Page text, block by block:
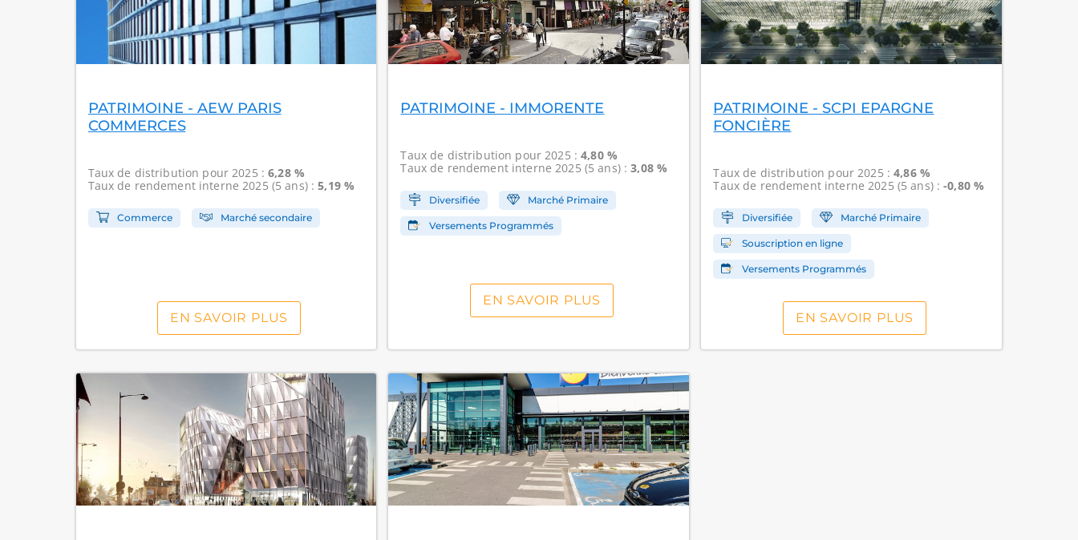
PATRIMOINE - AEW PARIS
COMMERCES
Taux de distribution pour 2025 :6,28 %
Taux de rendement interne2025 (5 ans) :5,19 %
Commerce Marché secondaire
EN SAVOIR PLUS
PATRIMOINE - IMMORENTE
Taux de distribution pour 2025 :4,80 %
Taux de rendement interne2025 (5 ans) :3,08 %
Diversifiée Marché Primaire
Versements Programmés
EN SAVOIR PLUS
PATRIMOINE - SCPI EPARGNE
FONCIÈRE
Taux de distribution pour 2025 :4,86 %
Taux de rendement interne2025 (5 ans) :-0,80 %
Diversifiée Marché Primaire
Souscription en ligne
Versements Programmés
EN SAVOIR PLUS